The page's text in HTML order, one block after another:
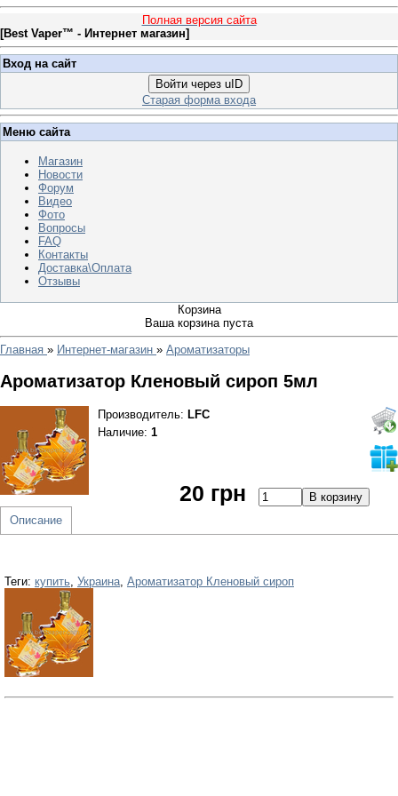
Полная версия сайта
[Best Vaper™ - Интернет магазин]
Вход на сайт
Войти через uID
Старая форма входа
Меню сайта
Магазин
Новости
Форум
Видео
Фото
Вопросы
FAQ
Контакты
Доставка\Оплата
Отзывы
Корзина
Ваша корзина пуста
Главная » Интернет-магазин » Ароматизаторы
Ароматизатор Кленовый сироп 5мл
Производитель: LFC
Наличие: 1
20 грн
Описание
Теги: купить, Украина, Ароматизатор Кленовый сироп